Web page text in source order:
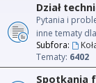
Dział
Pytania i
inne tematy
Subfora:
Tematy: 6402
Spotkania